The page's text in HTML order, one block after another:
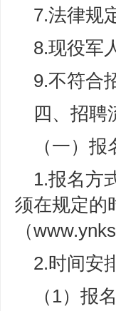
7.法律规
8.现役军
9.不符合
四、招聘
（一）报
1.报名方
须在规定的
（
2.时间安
（1）报